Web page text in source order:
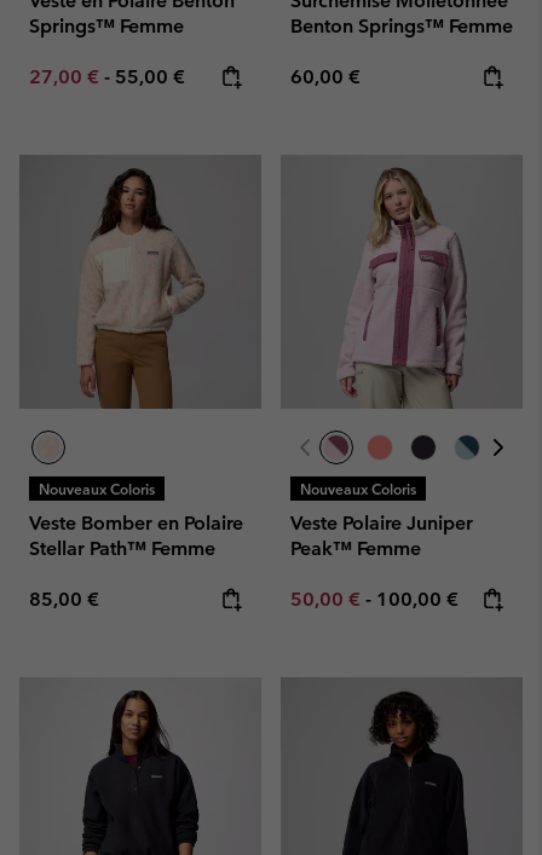
Springs™ Femme
Minimum sale price:
27,00 € - Maximum price:
55,00 €
Benton Springs™ Femme
Regular price:
60,00 €
Nouveaux Coloris
Veste Bomber en Polaire
Stellar Path™ Femme
Regular price:
85,00 €
Nouveaux Coloris
Veste Polaire Juniper
Peak™ Femme
Minimum sale price:
50,00 € - Maximum price:
100,00 €